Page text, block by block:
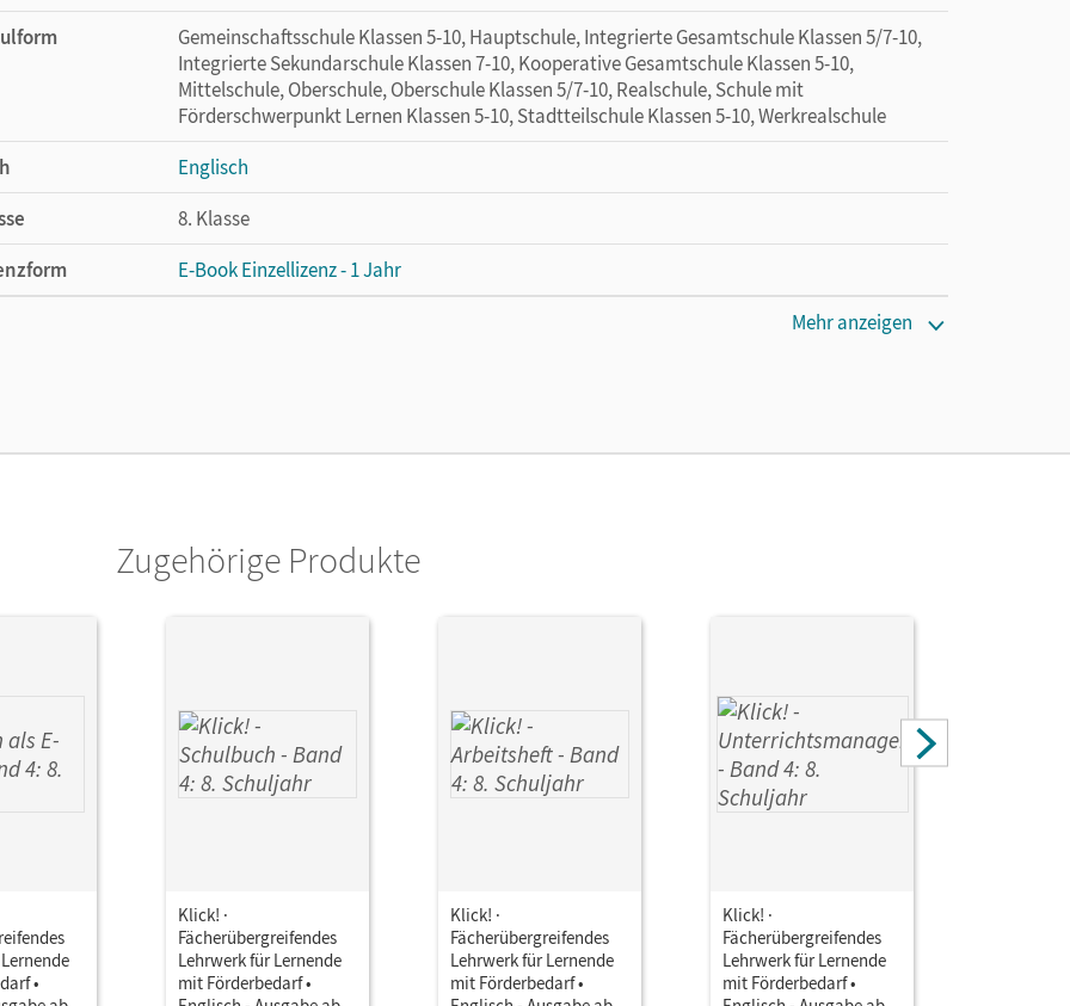
Gemeinschaftsschule Klassen 5-10, Hauptschule, Integrierte Gesamtschule Klassen 5/7-10,
Integrierte Sekundarschule Klassen 7-10, Kooperative Gesamtschule Klassen 5-10,
Mittelschule, Oberschule, Oberschule Klassen 5/7-10, Realschule, Schule mit
Förderschwerpunkt Lernen Klassen 5-10, Stadtteilschule Klassen 5-10, Werkrealschule
Englisch
8. Klasse
E-Book Einzellizenz - 1 Jahr
Die geeignete Lizenz für Lehrkräfte, Schulen oder Privatpersonen, die nur mit dem E-Book
Mehr anzeigen
Zugehörige Produkte
•
Klick! ·
Fächerübergreifendes
Lehrwerk für Lernende
mit Förderbedarf •
Klick! ·
Fächerübergreifendes
Lehrwerk für Lernende
mit Förderbedarf •
Klick! ·
Fächerübergreifendes
Lehrwerk für Lernende
mit Förderbedarf •